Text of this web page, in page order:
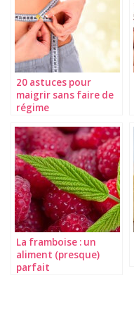
20 astuces pour
maigrir sans faire de
régime
La framboise : un
aliment (presque)
parfait